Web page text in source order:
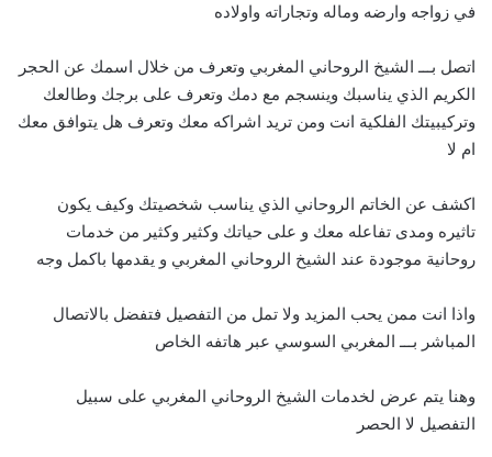
في زواجه وارضه وماله وتجاراته واولاده
اتصل بـــ الشيخ الروحاني المغربي وتعرف من خلال اسمك عن الحجر
الكريم الذي يناسبك وينسجم مع دمك وتعرف على برجك وطالعك
وتركيبيتك الفلكية انت ومن تريد اشراكه معك وتعرف هل يتوافق معك
ام لا
اكشف عن الخاتم الروحاني الذي يناسب شخصيتك وكيف يكون
تاثيره ومدى تفاعله معك و على حياتك وكثير وكثير من خدمات
روحانية موجودة عند الشيخ الروحاني المغربي و يقدمها باكمل وجه
واذا انت ممن يحب المزيد ولا تمل من التفصيل فتفضل بالاتصال
المباشر بـــ المغربي السوسي عبر هاتفه الخاص
وهنا يتم عرض لخدمات الشيخ الروحاني المغربي على سبيل
التفصيل لا الحصر